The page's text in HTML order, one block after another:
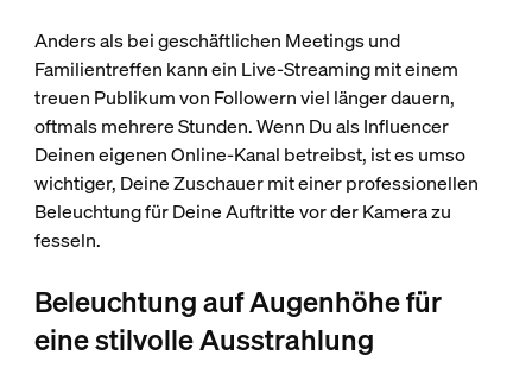
Anders als bei geschäftlichen Meetings und
Familientreffen kann ein Live-Streaming mit einem
treuen Publikum von Followern viel länger dauern,
oftmals mehrere Stunden. Wenn Du als Influencer
Deinen eigenen Online-Kanal betreibst, ist es umso
wichtiger, Deine Zuschauer mit einer professionellen
Beleuchtung für Deine Auftritte vor der Kamera zu
fesseln.
Beleuchtung auf Augenhöhe für
eine stilvolle Ausstrahlung